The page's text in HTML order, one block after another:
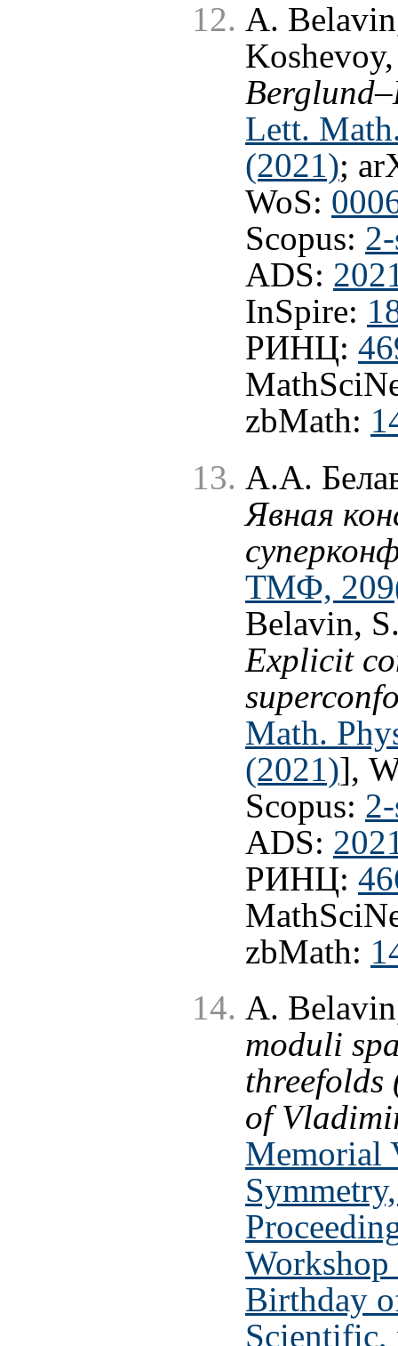
A.
Lett.
(2021);
WoS:
Scopus:
ADS:
InSpire:
РИНЦ:
zbMath:
А.А.
Явная
ТМФ,
Belavin,
Explicit
Math.
(2021)],
Scopus:
ADS:
РИНЦ:
zbMath:
A.
moduli
threefolds
of
Memorial
Birthday
Scientific,